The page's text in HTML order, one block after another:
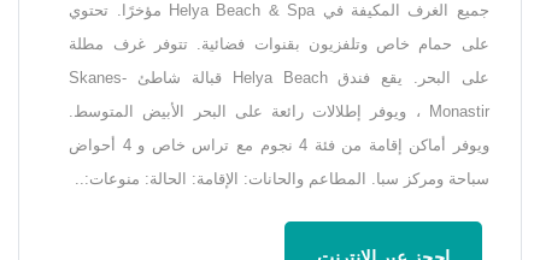
جميع الغرف المكيفة في Helya Beach & Spa مؤخرًا. تحتوي
على حمام خاص وتلفزيون بقنوات فضائية. تتوفر غرف مطلة
على البحر. يقع فندق Helya Beach قبالة شاطئ Skanes-
Monastir ، ويوفر إطلالات رائعة على البحر الأبيض المتوسط.
ويوفر أماكن إقامة من فئة 4 نجوم مع تراس خاص و 4 أحواض
سباحة ومركز سبا. المطاعم والحانات: الإقامة: الحالة: منوعات:..